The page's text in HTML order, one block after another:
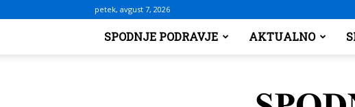
petek, avgust 7, 2026
SPODNJE PODRAVJE AKTUALNO